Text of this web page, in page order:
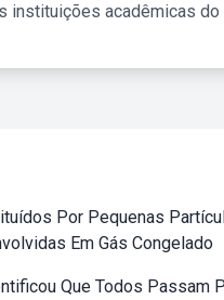
instituições acadêmicas do
Por Pequenas
Em Gás Congelado
Que Todos Passam